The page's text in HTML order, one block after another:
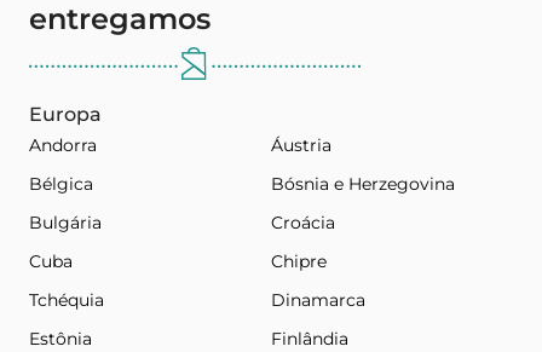
entregamos
Europa
Andorra
Áustria
Bélgica
Bósnia e Herzegovina
Bulgária
Croácia
Cuba
Chipre
Tchéquia
Dinamarca
Estônia
Finlândia